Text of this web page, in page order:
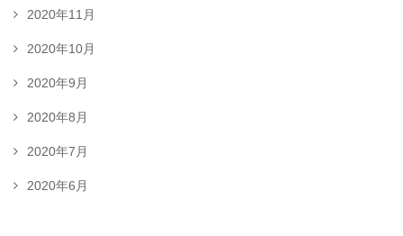
2020年11月
2020年10月
2020年9月
2020年8月
2020年7月
2020年6月